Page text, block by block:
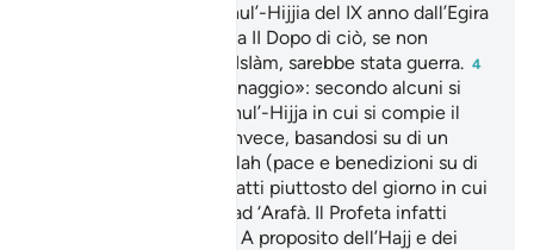
sarebbe iniziato il di Dhul’-Hijjia del IX anno dall’Egira
per terminare il di Rabi’a II Dopo di ciò, se non
avessero abbracciato l’IsIàm, sarebbe stata guerra. 4
«nel giorno del Pellegrinaggio»: secondo alcuni si
tratta del x giorno di Dhul’-Hijja in cui si compie il
sacrificio a Mina, altri invece, basandosi su di un
hadith dell’Inviato di Allah (pace e benedizioni su di
lui) affermano che si tratti piuttosto del giorno in cui
i pellegrini stazionano ad ‘Arafà. Il Profeta infatti
disse: «L’Hajj è ‘Arafâ». A proposito dell’Hajj e dei